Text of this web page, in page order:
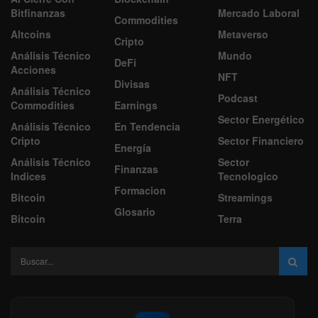
Bitfinanzas
Altcoins
Análisis Técnico
Acciones
Análisis Técnico
Commodities
Análisis Técnico
Cripto
Análisis Técnico
Indices
Bitcoin
Bitcoin
Commodities
Cripto
DeFi
Divisas
Earnings
En Tendencia
Energía
Finanzas
Formacion
Glosario
Mercado Laboral
Metaverso
Mundo
NFT
Podcast
Sector Energético
Sector Financiero
Sector
Tecnologico
Streamings
Terra